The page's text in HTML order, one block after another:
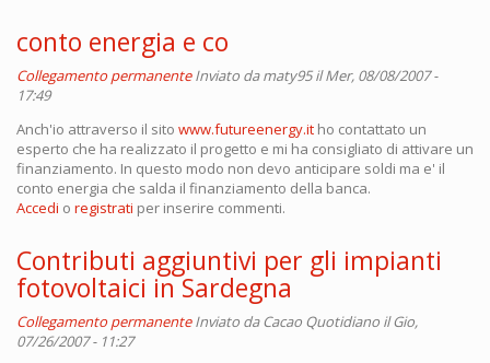
conto energia e co
Collegamento permanente Inviato damaty95il Mer, 08/08/2007 -
17:49
Anch'io attraverso il sito www.futureenergy.it ho contattato un
esperto che ha realizzato il progetto e mi ha consigliato di attivare un
finanziamento. In questo modo non devo anticipare soldi ma e' il
conto energia che salda il finanziamento della banca.
Accedi o registrati per inserire commenti.
Contributi aggiuntivi per gli impianti
fotovoltaici in Sardegna
Collegamento permanente Inviato daCacao Quotidiano il Gio,
07/26/2007 - 11:27